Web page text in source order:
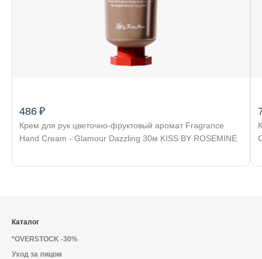
486 ₽
Крем для рук цветочно-фруктовый аромат Fragrance
Hand Cream - Glamour Dazzling 30м KISS BY ROSEMINE
Каталог
*OVERSTOCK -30%
Уход за лицом